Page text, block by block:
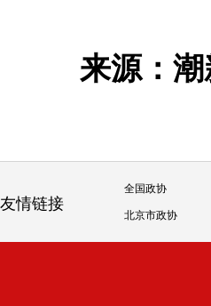
来源：
友情链接
全国政协
北京市政协